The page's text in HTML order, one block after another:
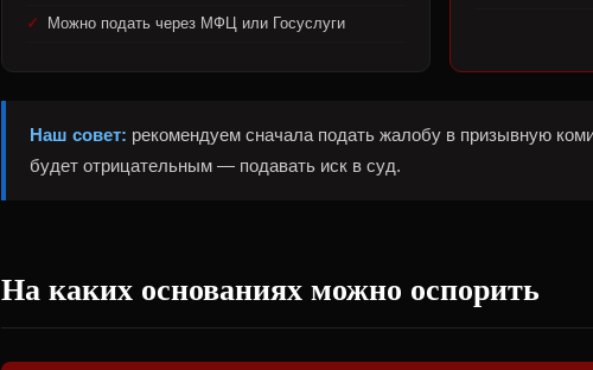
Можно подать через МФЦ или Госуслуги
Наш совет: рекомендуем сначала подать жалобу в призывную
будет отрицательным — подавать иск в суд.
На каких основаниях можно оспорить